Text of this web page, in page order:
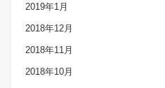
2019年1月
2018年12月
2018年11月
2018年10月